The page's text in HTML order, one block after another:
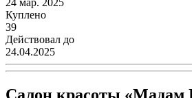
24 мар. 2025
Куплено
39
Действовал до
24.04.2025